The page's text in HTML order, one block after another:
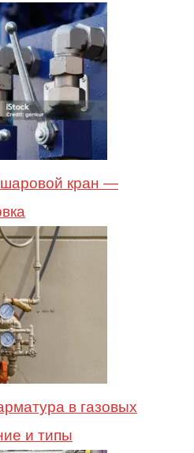
шаровой кран —
в газовых
и типы